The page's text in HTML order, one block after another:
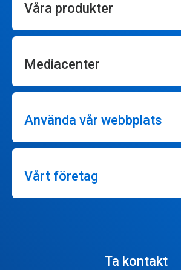
Våra produkter
Mediacenter
Använda vår webbplats
Vårt företag
Ta kontakt